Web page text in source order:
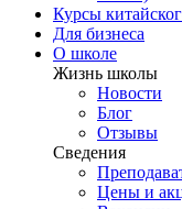
Курсы
Для бизнеса
О школе
Жизнь школы
Новости
Блог
Отзывы
Сведения
Цены и